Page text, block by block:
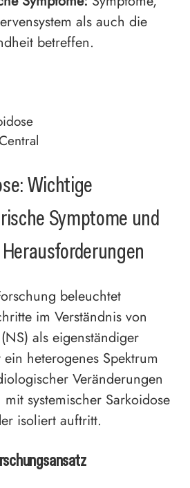
als auch die
betreffen.
Wichtige
Symptome und
beleuchtet
im Verständnis von
als eigenständiger
heterogenes Spektrum
Veränderungen
systemischer Sarkoidose
isoliert auftritt.